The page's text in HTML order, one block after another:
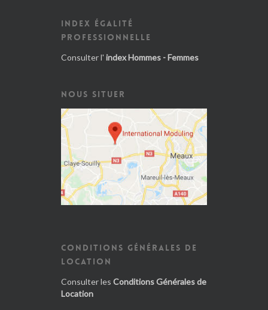
INDEX ÉGALITÉ
PROFESSIONNELLE
Consulter l' index Hommes - Femmes
NOUS SITUER
CONDITIONS GÉNÉRALES DE
LOCATION
Consulter les Conditions Générales de
Location